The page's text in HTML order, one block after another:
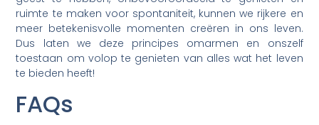
ruimte te maken voor spontaniteit, kunnen we rijkere en
meer betekenisvolle momenten creëren in ons leven.
Dus laten we deze principes omarmen en onszelf
toestaan om volop te genieten van alles wat het leven
te bieden heeft!
FAQs